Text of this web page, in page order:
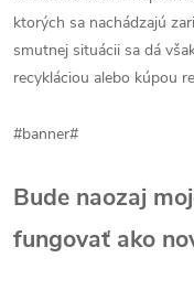
ktorých sa nachádzajú
smutnej situácii sa dá
recykláciou alebo kúpou
#banner#
Bude naozaj
fungovať ako